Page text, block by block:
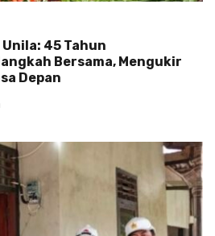
Unila: 45 Tahun
Bersama, Mengukir
Depan